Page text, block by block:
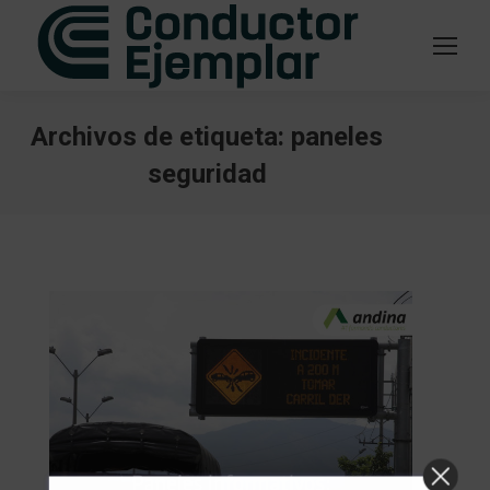
Archivos de etiqueta: paneles
seguridad